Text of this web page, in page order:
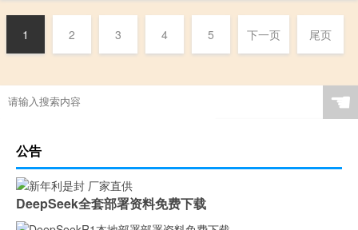
1 2 3 4 5 下一页 尾页
☚
公告
DeepSeek全套部署资料免费下载